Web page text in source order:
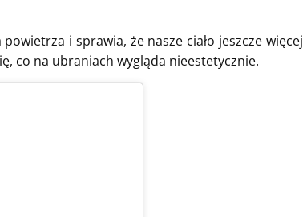
i sprawia, że nasze ciało jeszcze więcej
co na ubraniach wygląda nieestetycznie.